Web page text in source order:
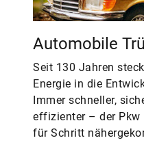
Automobile
Seit 130 Jahren
Energie in die
Immer schneller,
effizienter – der
für Schritt